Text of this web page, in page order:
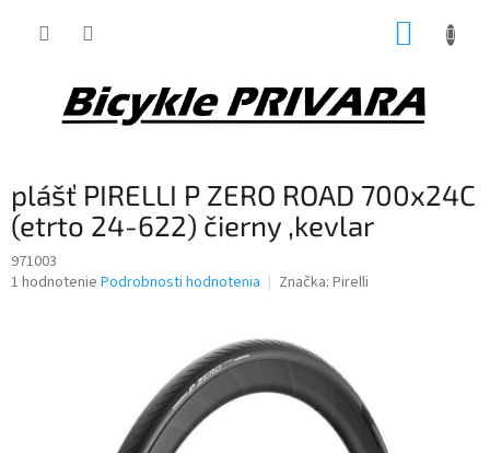
plášť PIRELLI P ZERO ROAD 700x24C
(etrto 24-622) čierny ,kevlar
971003
Priemerné
1 hodnotenie Podrobnosti hodnotenia Značka: Pirelli